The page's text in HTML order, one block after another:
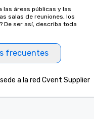
las áreas públicas y las
salas de reuniones, los
De ser así, describa toda
frecuentes
a la red Cvent Supplier